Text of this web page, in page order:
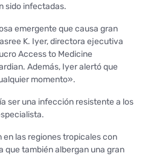
sido infectadas.
emergente que causa gran
K. Iyer, directora ejecutiva
Access to Medicine
Además, Iyer alertó que
momento».
ser una infección resistente a los
en las regiones tropicales con
que también albergan una gran